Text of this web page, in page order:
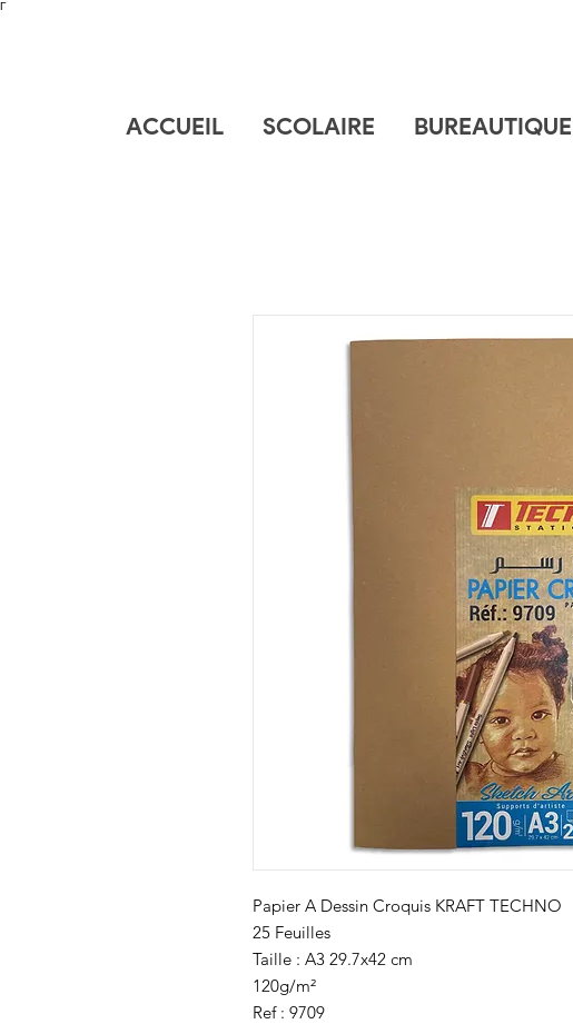
Γ
ACCUEIL SCOLAIRE BUREAUTIQUE
Papier A Dessin Croquis KRAFT TECHNO
25 Feuilles
Taille : A3 29.7x42 cm
120g/m²
Ref : 9709